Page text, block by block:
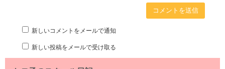
新しいコメントをメールで通知
新しい投稿をメールで受け取る